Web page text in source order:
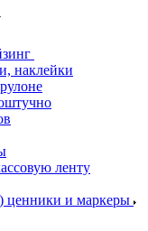
наклейки
ленту
ценники и маркеры